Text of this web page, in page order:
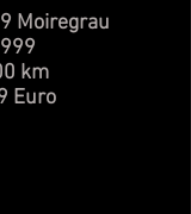
Moiregrau
km
Euro